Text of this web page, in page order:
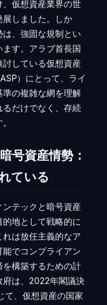
、仮想資産業界の世
しました。しか
、強固な規制とい
す。アラブ首長国
している仮想資産
）にとって、ライ
の複雑な網を理解
だけでなく、存続
号資産情勢：
ている
テックと暗号資産
地として戦略的に
は放任主義的なア
でコンプライアン
構築するための計
府は、2022年閣議決
て、仮想資産の国家